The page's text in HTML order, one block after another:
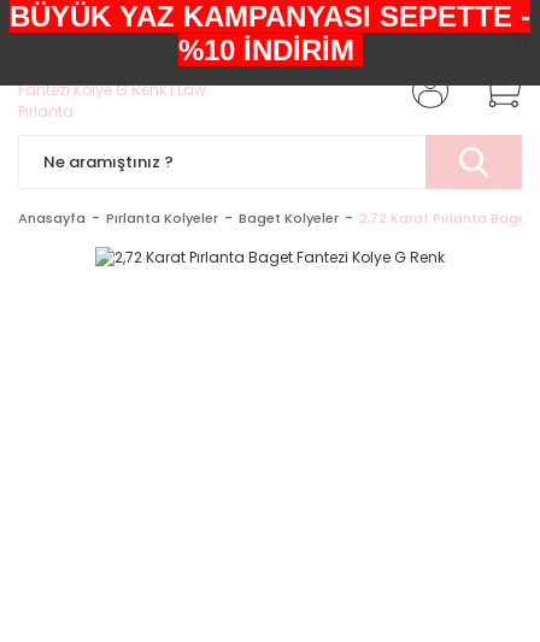
+90552 303 05 29
Anasayfa Pırlanta Kolyeler Baget Kolyeler 2,72 Karat Pırlanta Baget
BÜYÜK YAZ KAMPANYASI SEPETTE -
%10 İNDİRİM